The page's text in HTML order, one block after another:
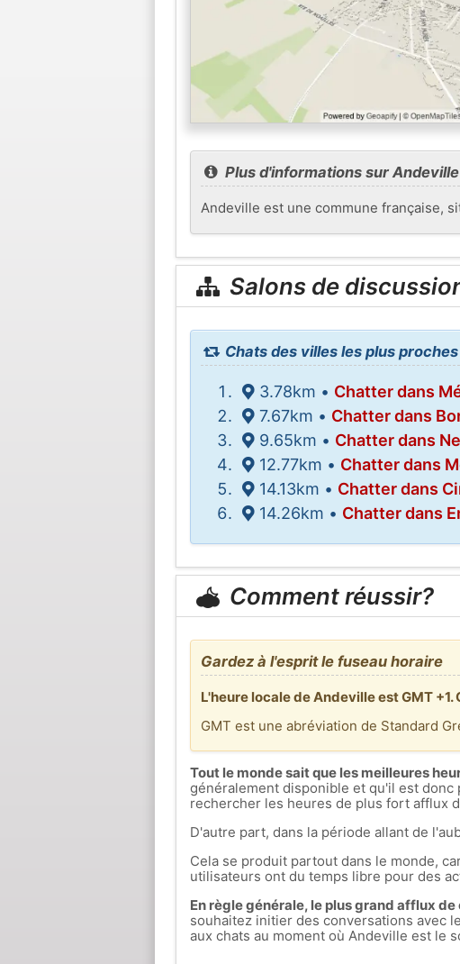
Plus d'informations sur Andeville
Andeville est une commune française,
Salons de
Chats des villes les plus
3.78km • Chatter dans
7.67km • Chatter dans
9.65km • Chatter dans
12.77km • Chatter dans
14.13km • Chatter dans
14.26km • Chatter dans
Comment réussir?
Gardez à l'esprit le fuseau horaire
L'heure locale de Andeville est GMT
GMT est une abréviation de Standard
Tout le monde sait que les meilleures
généralement disponible et qu'il est
rechercher les heures de plus fort afflux
D'autre part, dans la période allant de
Cela se produit partout dans le monde,
utilisateurs ont du temps libre pour des
En règle générale, le plus grand afflux
souhaitez initier des conversations avec
aux chats au moment où Andeville est le